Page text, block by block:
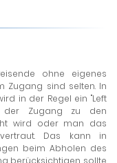
ohne eigenes
Zugang sind selten. In
in der Regel ein "Left
der Zugang zu den
wird oder man das
Das kann in
beim Abholen des
berücksichtigen sollte